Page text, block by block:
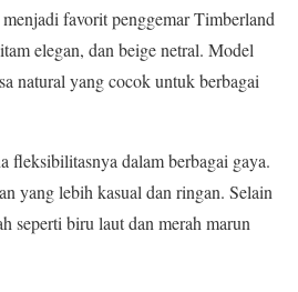
favorit penggemar Timberland
elegan, dan beige netral. Model
natural yang cocok untuk berbagai
fleksibilitasnya dalam berbagai gaya.
yang lebih kasual dan ringan. Selain
seperti biru laut dan merah marun